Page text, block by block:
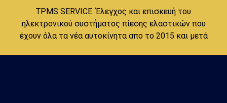
TPMS SERVICE. Έλεγχος και επισκευή του
ηλεκτρονικού συστήματος πίεσης ελαστικών που
έχουν όλα τα νέα αυτοκίνητα απο το 2015 και μετά